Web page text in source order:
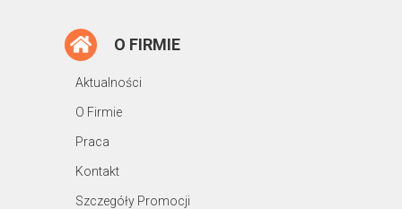
O FIRMIE
Aktualności
O Firmie
Praca
Kontakt
Szczegóły Promocji